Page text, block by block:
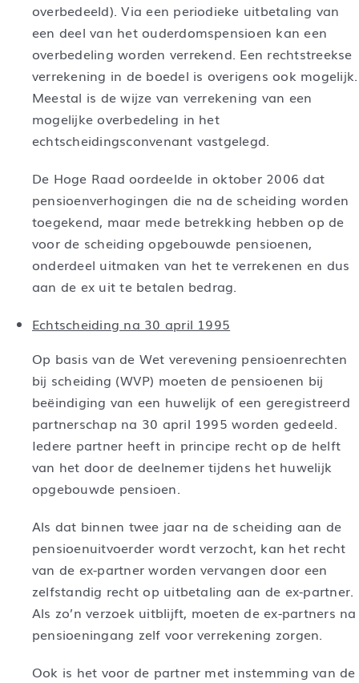
overbedeeld). Via een periodieke uitbetaling van
een deel van het ouderdomspensioen kan een
overbedeling worden verrekend. Een rechtstreekse
verrekening in de boedel is overigens ook mogelijk.
Meestal is de wijze van verrekening van een
mogelijke overbedeling in het
echtscheidingsconvenant vastgelegd.
De Hoge Raad oordeelde in oktober 2006 dat
pensioenverhogingen die na de scheiding worden
toegekend, maar mede betrekking hebben op de
voor de scheiding opgebouwde pensioenen,
onderdeel uitmaken van het te verrekenen en dus
aan de ex uit te betalen bedrag.
Echtscheiding na 30 april 1995
Op basis van de Wet verevening pensioenrechten
bij scheiding (WVP) moeten de pensioenen bij
beëindiging van een huwelijk of een geregistreerd
partnerschap na 30 april 1995 worden gedeeld.
Iedere partner heeft in principe recht op de helft
van het door de deelnemer tijdens het huwelijk
opgebouwde pensioen.
Als dat binnen twee jaar na de scheiding aan de
pensioenuitvoerder wordt verzocht, kan het recht
van de ex-partner worden vervangen door een
zelfstandig recht op uitbetaling aan de ex-partner.
Als zo’n verzoek uitblijft, moeten de ex-partners na
pensioeningang zelf voor verrekening zorgen.
Ook is het voor de partner met instemming van de